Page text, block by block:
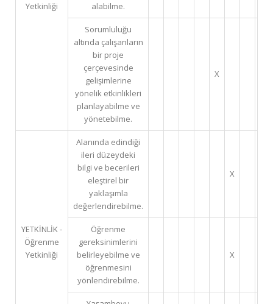
Yetkinliği
alabilme.
Sorumluluğu
altında çalışanların
bir proje
çerçevesinde
gelişimlerine
yönelik etkinlikleri
planlayabilme ve
yönetebilme.
X
YETKİNLİK -
Öğrenme
Yetkinliği
Alanında edindiği
ileri düzeydeki
bilgi ve becerileri
eleştirel bir
yaklaşımla
değerlendirebilme.
X
Öğrenme
gereksinimlerini
belirleyebilme ve
öğrenmesini
yönlendirebilme.
X